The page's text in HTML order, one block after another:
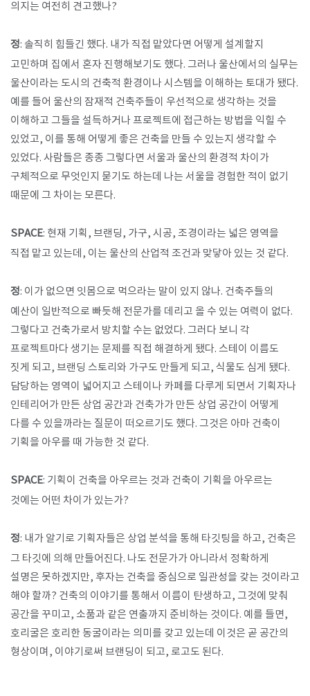
의지는 여전히 견고했나?
정: 솔직히 힘들긴 했다. 내가 직접 맡았다면 어떻게 설계할지
고민하며 집에서 혼자 진행해보기도 했다. 그러나 울산에서의 실무는
울산이라는 도시의 건축적 환경이나 시스템을 이해하는 토대가 됐다.
예를 들어 울산의 잠재적 건축주들이 우선적으로 생각하는 것을
이해하고 그들을 설득하거나 프로젝트에 접근하는 방법을 익힐 수
있었고, 이를 통해 어떻게 좋은 건축을 만들 수 있는지 생각할 수
있었다. 사람들은 종종 그렇다면 서울과 울산의 환경적 차이가
구체적으로 무엇인지 묻기도 하는데 나는 서울을 경험한 적이 없기
때문에 그 차이는 모른다.
SPACE: 현재 기획, 브랜딩, 가구, 시공, 조경이라는 넓은 영역을
직접 맡고 있는데, 이는 울산의 산업적 조건과 맞닿아 있는 것 같다.
정: 이가 없으면 잇몸으로 먹으라는 말이 있지 않나. 건축주들의
예산이 일반적으로 빠듯해 전문가를 데리고 올 수 있는 여력이 없다.
그렇다고 건축가로서 방치할 수는 없었다. 그러다 보니 각
프로젝트마다 생기는 문제를 직접 해결하게 됐다. 스테이 이름도
짓게 되고, 브랜딩 스토리와 가구도 만들게 되고, 식물도 심게 됐다.
담당하는 영역이 넓어지고 스테이나 카페를 다루게 되면서 기획자나
인테리어가 만든 상업 공간과 건축가가 만든 상업 공간이 어떻게
다를 수 있을까라는 질문이 떠오르기도 했다. 그것은 아마 건축이
기획을 아우를 때 가능한 것 같다.
SPACE: 기획이 건축을 아우르는 것과 건축이 기획을 아우르는
것에는 어떤 차이가 있는가?
정: 내가 알기로 기획자들은 상업 분석을 통해 타깃팅을 하고, 건축은
그 타깃에 의해 만들어진다. 나도 전문가가 아니라서 정확하게
설명은 못하겠지만, 후자는 건축을 중심으로 일관성을 갖는 것이라고
해야 할까? 건축의 이야기를 통해서 이름이 탄생하고, 그것에 맞춰
공간을 꾸미고, 소품과 같은 연출까지 준비하는 것이다. 예를 들면,
호리굴은 호리한 동굴이라는 의미를 갖고 있는데 이것은 곧 공간의
형상이며, 이야기로써 브랜딩이 되고, 로고도 된다.